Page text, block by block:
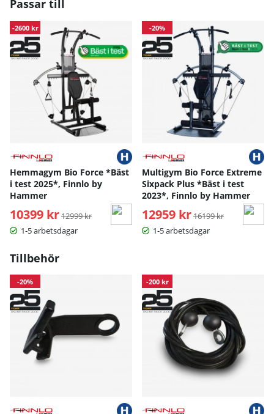
Passar till
-2600 kr
Hemmagym Bio Force *Bäst
i test 2025*, Finnlo by
Hammer
10399 kr Ordinarie pris:
12999 kr
1-5 arbetsdagar
-20%
Multigym Bio Force Extreme
Sixpack Plus *Bäst i test
2023*, Finnlo by Hammer
12959 kr Ordinarie pris:
16199 kr
1-5 arbetsdagar
Tillbehör
-20% -200 kr